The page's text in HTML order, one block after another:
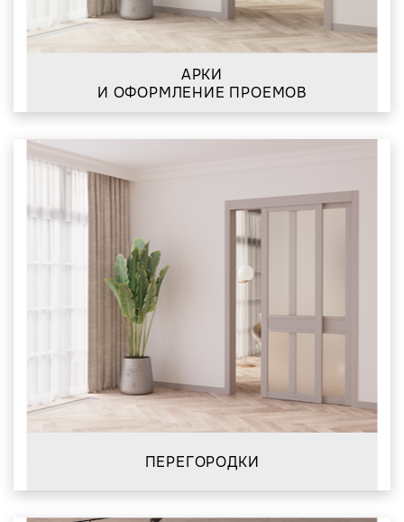
АРКИ
И ОФОРМЛЕНИЕ ПРОЕМОВ
ПЕРЕГОРОДКИ